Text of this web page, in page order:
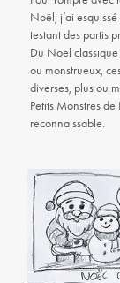
Noël, j’ai
testant des partis
Du Noël
ou monstrueux,
diverses, plus ou
Petits Monstres
reconnaissable.